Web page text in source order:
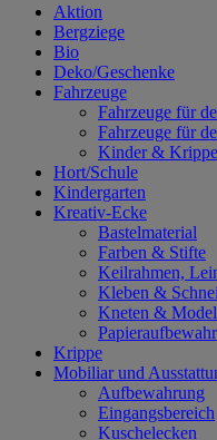
Aktion
Bergziege
Bio
Deko/Geschenke
Fahrzeuge
Fahrzeuge für
Fahrzeuge für
Kinder &
Hort/Schule
Kindergarten
Kreativ-Ecke
Bastelmaterial
Farben & Stifte
Keilrahmen,
Kleben &
Kneten &
Krippe
Mobiliar und
Aufbewahrung
Eingangsbereich
Kuschelecken